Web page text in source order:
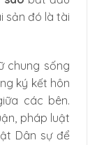
sản đó là tài
chung sống
ký kết hôn
các bên.
pháp luật
Dân sự để